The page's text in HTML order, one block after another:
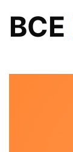
ВСЕ